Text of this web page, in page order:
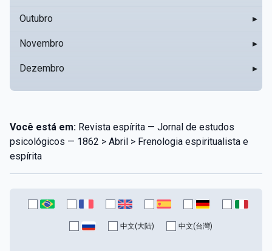
Outubro ▸
Novembro ▸
Dezembro ▸
Você está em: Revista espírita — Jornal de estudos
psicológicos — 1862 > Abril > Frenologia espiritualista e
espírita
中文(大陆) 中文(台灣)